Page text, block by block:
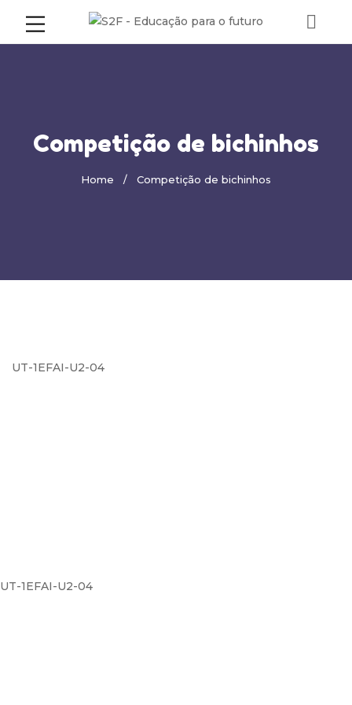
Competição de bichinhos
Home Competição de bichinhos
UT-1EFAI-U2-04
UT-1EFAI-U2-04